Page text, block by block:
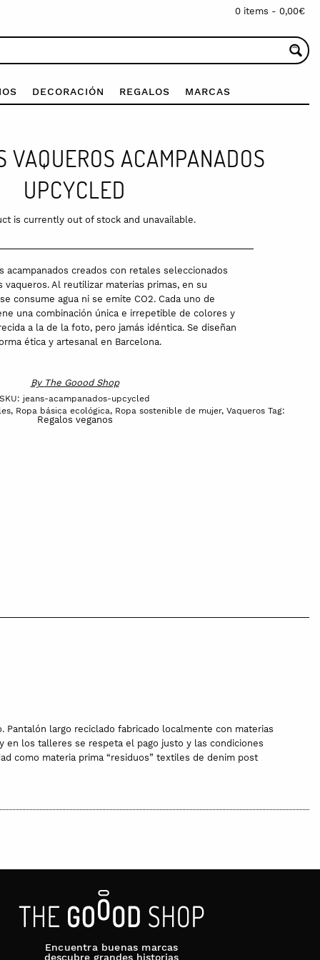
0 items - 0,00€
DECORACIÓN REGALOS MARCAS
VAQUEROS ACAMPANADOS
UPCYCLED
is currently out of stock and unavailable.
acampanados creados con retales seleccionados
vaqueros. Al reutilizar materias primas, en su
consume agua ni se emite CO2. Cada uno de
una combinación única e irrepetible de colores y
a la de la foto, pero jamás idéntica. Se diseñan
ética y artesanal en Barcelona.
By The Goood Shop
SKU: jeans-acampanados-upcycled
, Ropa básica ecológica, Ropa sostenible de mujer, Vaqueros Tag:
Regalos veganos
largo reciclado fabricado localmente con materias
en los talleres se respeta el pago justo y las condiciones
como materia prima “residuos” textiles de denim post
Encuentra buenas marcas
descubre grandes historias